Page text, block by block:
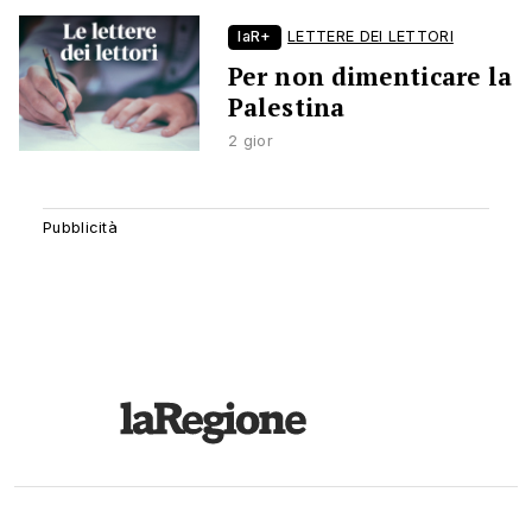
laR+ LETTERE DEI LETTORI
Per non dimenticare la
Palestina
2 gior